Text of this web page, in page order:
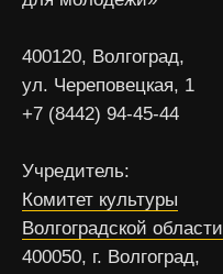
400120, Волгоград,
ул. Череповецкая, 1
+7 (8442) 94-45-44
Учредитель:
Комитет культуры
Волгоградской области
400050, г. Волгоград,